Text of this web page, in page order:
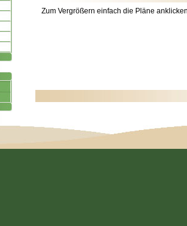
Zum Vergrößern einfach die Pläne